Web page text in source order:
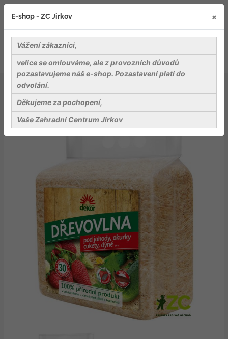
Záhradnické potřeby
Dřevovlna 850 g
E-shop - ZC Jirkov ×
Vážení zákazníci,
velice se omlouváme, ale z provozních důvodů
pozastavujeme náš e-shop. Pozastavení platí do
odvolání.
Děkujeme za pochopení,
Vaše Zahradní Centrum Jirkov